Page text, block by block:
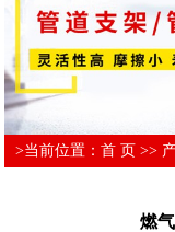
>当前位置：首 页 >>
燃